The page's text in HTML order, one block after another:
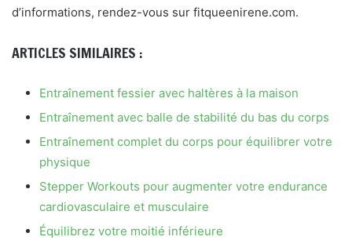
d’informations, rendez-vous sur fitqueenirene.com.
ARTICLES SIMILAIRES :
Entraînement fessier avec haltères à la maison
Entraînement avec balle de stabilité du bas du corps
Entraînement complet du corps pour équilibrer votre
physique
Stepper Workouts pour augmenter votre endurance
cardiovasculaire et musculaire
Équilibrez votre moitié inférieure